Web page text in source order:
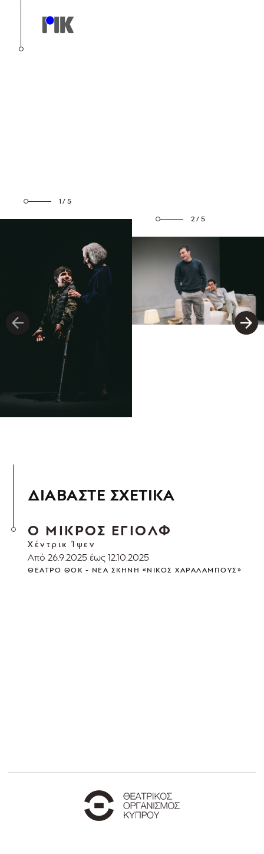
1/5
2/5
ΔΙΑΒΑΣΤΕ ΣΧΕΤΙΚΑ
Ο ΜΙΚΡΟΣ ΕΓΙΟΛΦ
Χέντρικ Ίψεν
Από 26.9.2025 έως 12.10.2025
ΘΈΑΤΡΟ ΘΟΚ - ΝΈΑ ΣΚΗΝΉ «ΝΊΚΟΣ ΧΑΡΑΛΆΜΠΟΥΣ»